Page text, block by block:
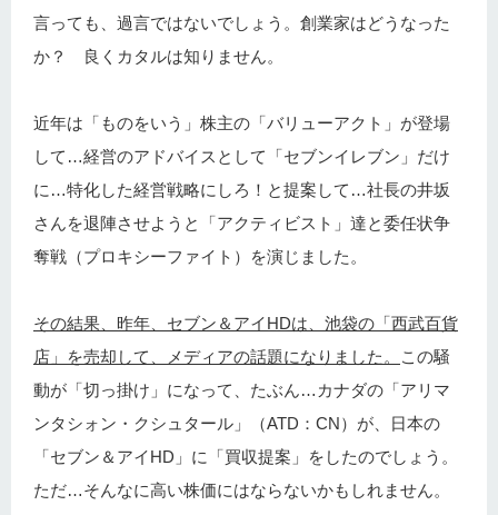
言っても、過言ではないでしょう。創業家はどうなった
か？ 良くカタルは知りません。
近年は「ものをいう」株主の「バリューアクト」が登場
して…経営のアドバイスとして「セブンイレブン」だけ
に…特化した経営戦略にしろ！と提案して…社長の井坂
さんを退陣させようと「アクティビスト」達と委任状争
奪戦（プロキシーファイト）を演じました。
その結果、昨年、セブン＆アイHDは、池袋の「西武百貨
店」を売却して、メディアの話題になりました。
この騒
動が「切っ掛け」になって、たぶん…カナダの「アリマ
ンタシォン・クシュタール」（ATD：CN）が、日本の
「セブン＆アイHD」に「買収提案」をしたのでしょう。
ただ…そんなに高い株価にはならないかもしれません。